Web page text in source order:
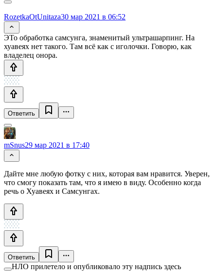
RozetkaOtUnitaza30 мар 2021 в 06:52
ЭТо обработка самсунга, знаменитый ультрашарпинг. На
хуавеях нет такого. Там всё как с иголочки. Говорю, как
владелец онора.
Ответить
mSnus29 мар 2021 в 17:40
Дайте мне любую фотку с них, которая вам нравится. Уверен,
что смогу показать там, что я имею в виду. Особенно когда
речь о Хуавеях и Самсунгах.
Ответить
НЛО прилетело и опубликовало эту надпись здесь